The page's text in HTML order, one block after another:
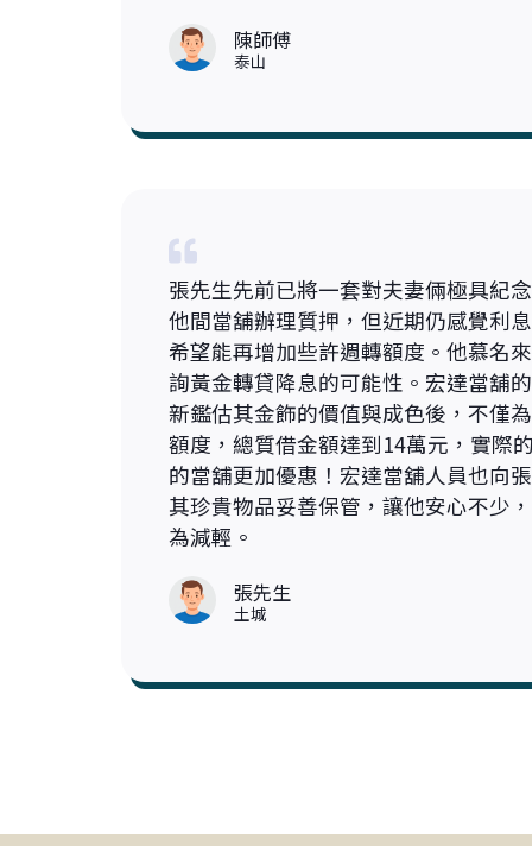
陳師傅
泰山
張先生先前已將一套對夫妻倆極具紀
他間當舖辦理質押，但近期仍感覺利
希望能再增加些許週轉額度。他慕名
詢黃金轉貸降息的可能性。宏達當舖
新鑑估其金飾的價值與成色後，不僅
額度，總質借金額達到14萬元，實際
的當舖更加優惠！宏達當舖人員也向
其珍貴物品妥善保管，讓他安心不少
為減輕。
張先生
土城